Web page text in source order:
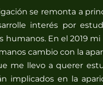
se remonta a
interés por
humanos. En el 2019
cambio con la
me llevo a querer
implicados en la